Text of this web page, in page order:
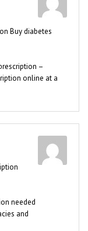
Buy diabetes
–
online at a
needed
and